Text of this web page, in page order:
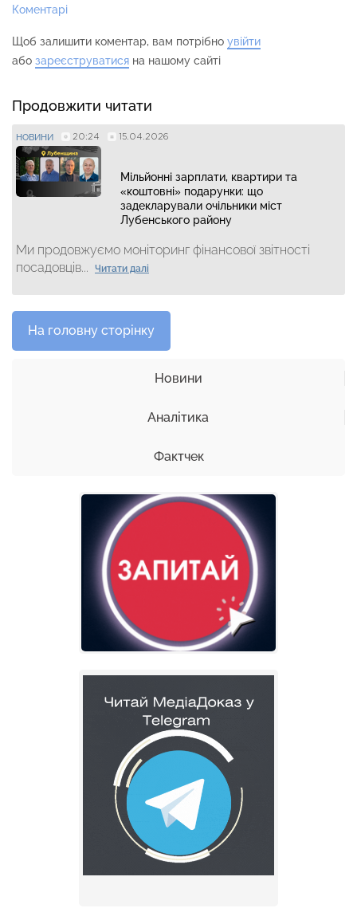
Коментарі
Щоб залишити коментар, вам потрібно увійти
або зареєструватися на нашому сайті
Продовжити читати
НОВИНИ 20:24 15.04.2026
Мільйонні зарплати, квартири та
«коштовні» подарунки: що
задекларували очільники міст
Лубенського району
Ми продовжуємо моніторинг фінансової звітності
посадовців...
Читати далі
На головну сторінку
Новини
Аналітика
Фактчек